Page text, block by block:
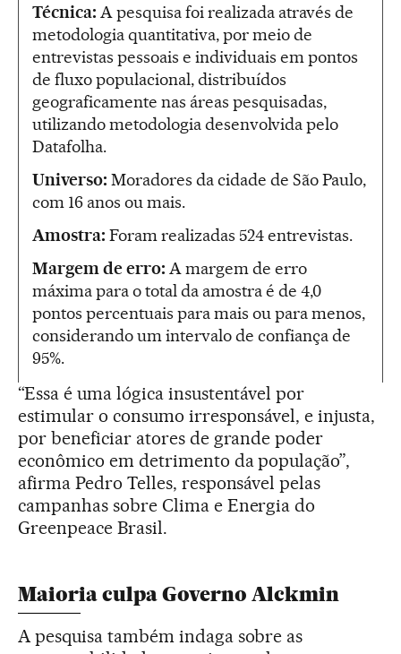
Técnica: A pesquisa foi realizada através de
metodologia quantitativa, por meio de
entrevistas pessoais e individuais em pontos
de fluxo populacional, distribuídos
geograficamente nas áreas pesquisadas,
utilizando metodologia desenvolvida pelo
Datafolha.
Universo: Moradores da cidade de São Paulo,
com 16 anos ou mais.
Amostra: Foram realizadas 524 entrevistas.
Margem de erro: A margem de erro
máxima para o total da amostra é de 4,0
pontos percentuais para mais ou para menos,
considerando um intervalo de confiança de
95%.
“Essa é uma lógica insustentável por
estimular o consumo irresponsável, e injusta,
por beneficiar atores de grande poder
econômico em detrimento da população”,
afirma Pedro Telles, responsável pelas
campanhas sobre Clima e Energia do
Greenpeace Brasil.
Maioria culpa Governo Alckmin
A pesquisa também indaga sobre as